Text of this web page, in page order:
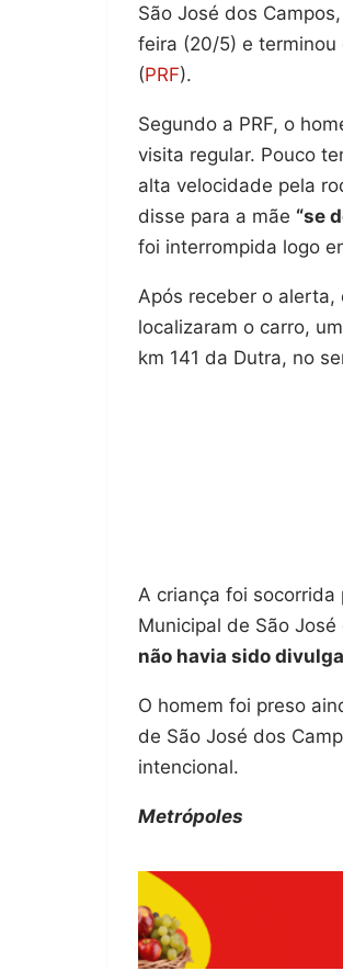
São José dos
feira (20/5) e terminou
(PRF).
Segundo a PRF, o
visita regular. Pouco
alta velocidade pela
disse para a mãe “se
foi interrompida logo
Após receber o alerta,
localizaram o carro,
km 141 da Dutra, no
A criança foi socorrida
Municipal de São
não havia sido
O homem foi preso
de São José dos
intencional.
Metrópoles